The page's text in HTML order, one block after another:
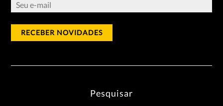
Pesquisar